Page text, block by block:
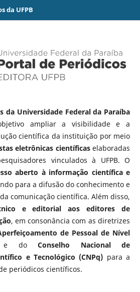
da UFPB
da Universidade Federal da Paraíba
ampliar a visibilidade e a
científica da instituição por meio
eletrônicas científicaselaboradas
vinculados à UFPB. O
aberto à informação científica e
para a difusão do conhecimento e
comunicação científica. Além disso,
e editorial aos editores de
, em consonância com as diretrizes
de Pessoal de Nível
doConselho Nacional de
e Tecnológico (CNPq) para a
periódicos científicos.